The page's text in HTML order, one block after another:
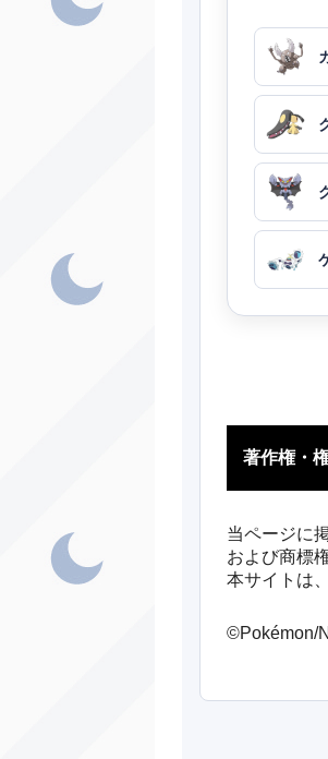
著作権・
当ページに
および商標
本サイトは
©Pokémon/